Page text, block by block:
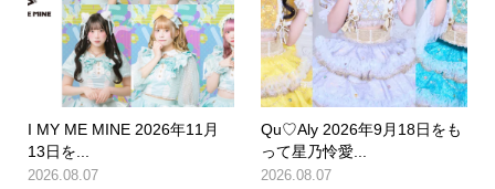
I MY ME MINE 2026年11月
13日を...
2026.08.07
Qu♡Aly 2026年9月18日をも
って星乃怜愛...
2026.08.07